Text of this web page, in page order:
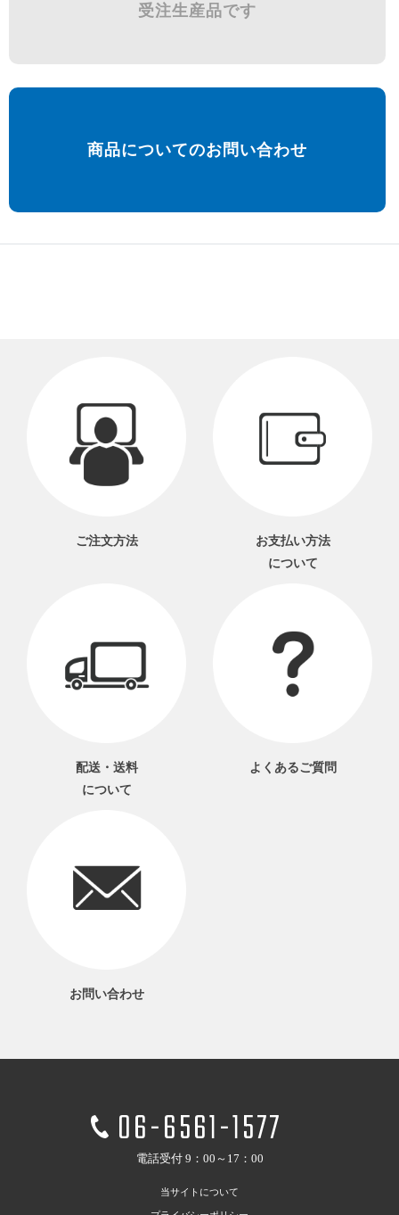
受注生産品です
商品についてのお問い合わせ
ご注文方法
お支払い方法
について
配送・送料
について
よくあるご質問
お問い合わせ
06-6561-1577
電話受付 9：00～17：00
当サイトについて